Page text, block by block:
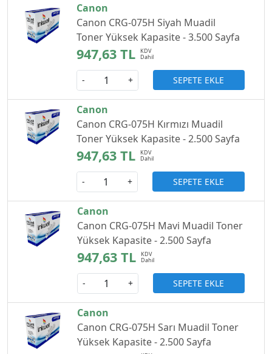
Canon
Canon CRG-075H Siyah Muadil
Toner Yüksek Kapasite - 3.500 Sayfa
947,63 TL
- + SEPETE EKLE
Canon
Canon CRG-075H Kırmızı Muadil
Toner Yüksek Kapasite - 2.500 Sayfa
947,63 TL
- + SEPETE EKLE
Canon
Canon CRG-075H Mavi Muadil Toner
Yüksek Kapasite - 2.500 Sayfa
947,63 TL
- + SEPETE EKLE
Canon
Canon CRG-075H Sarı Muadil Toner
Yüksek Kapasite - 2.500 Sayfa